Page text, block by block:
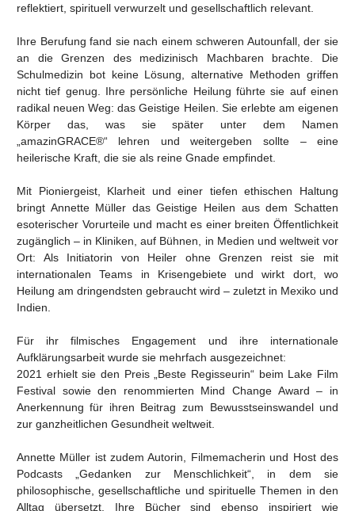
reflektiert, spirituell verwurzelt und gesellschaftlich relevant.
Ihre Berufung fand sie nach einem schweren Autounfall, der sie
an die Grenzen des medizinisch Machbaren brachte. Die
Schulmedizin bot keine Lösung, alternative Methoden griffen
nicht tief genug. Ihre persönliche Heilung führte sie auf einen
radikal neuen Weg: das Geistige Heilen. Sie erlebte am eigenen
Körper das, was sie später unter dem Namen
„amazinGRACE®“ lehren und weitergeben sollte – eine
heilerische Kraft, die sie als reine Gnade empfindet.
Mit Pioniergeist, Klarheit und einer tiefen ethischen Haltung
bringt Annette Müller das Geistige Heilen aus dem Schatten
esoterischer Vorurteile und macht es einer breiten Öffentlichkeit
zugänglich – in Kliniken, auf Bühnen, in Medien und weltweit vor
Ort: Als Initiatorin von Heiler ohne Grenzen reist sie mit
internationalen Teams in Krisengebiete und wirkt dort, wo
Heilung am dringendsten gebraucht wird – zuletzt in Mexiko und
Indien.
Für ihr filmisches Engagement und ihre internationale
Aufklärungsarbeit wurde sie mehrfach ausgezeichnet:
2021 erhielt sie den Preis „Beste Regisseurin“ beim Lake Film
Festival sowie den renommierten Mind Change Award – in
Anerkennung für ihren Beitrag zum Bewusstseinswandel und
zur ganzheitlichen Gesundheit weltweit.
Annette Müller ist zudem Autorin, Filmemacherin und Host des
Podcasts „Gedanken zur Menschlichkeit“, in dem sie
philosophische, gesellschaftliche und spirituelle Themen in den
Alltag übersetzt. Ihre Bücher sind ebenso inspiriert wie